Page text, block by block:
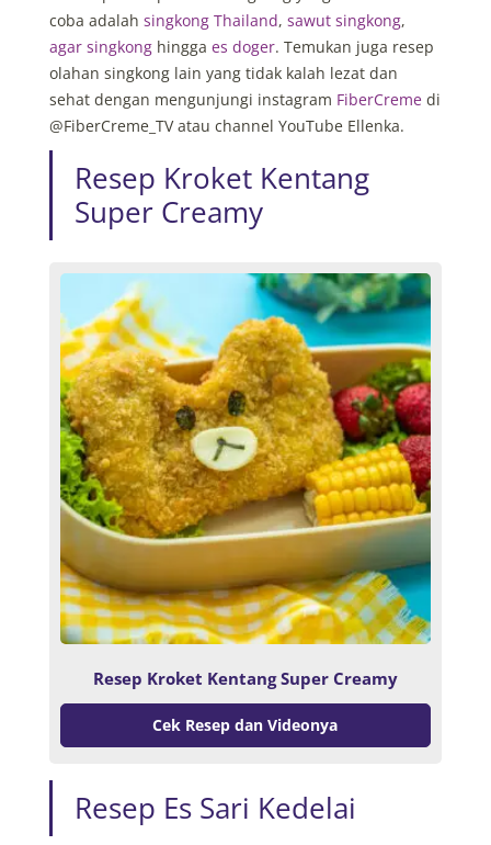
coba adalah singkong Thailand, sawut singkong,
agar singkonghingga es doger. Temukan juga resep
olahan singkong lain yang tidak kalah lezat dan
sehat dengan mengunjungi instagram FiberCremedi
@FiberCreme_TV atau channel YouTube Ellenka.
Resep Kroket Kentang
Super Creamy
Resep Kroket Kentang Super Creamy
Cek Resep dan Videonya
Resep Es Sari Kedelai